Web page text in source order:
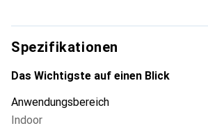
Spezifikationen
Das Wichtigste auf einen Blick
Anwendungsbereich
Indoor